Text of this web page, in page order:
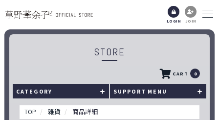
LOGIN JOIN
STORE
CART 0
CATEGORY SUPPORT MENU
TOP 雑貨 商品詳細